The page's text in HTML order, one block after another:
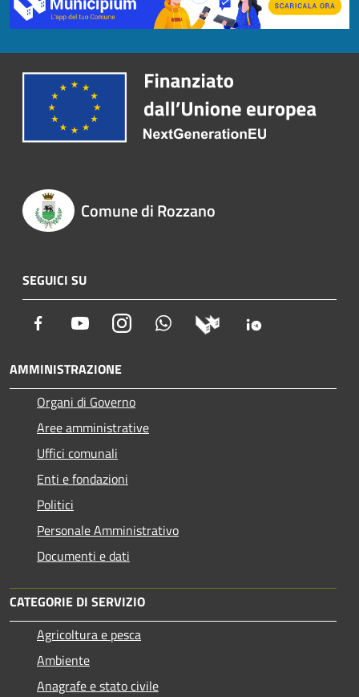
Comune di Rozzano
SEGUICI SU
Facebook YoutubeInstagram Whatsapp
AMMINISTRAZIONE
Organi di Governo
Aree amministrative
Uffici comunali
Enti e fondazioni
Politici
Personale Amministrativo
Documenti e dati
CATEGORIE DI SERVIZIO
Agricoltura e pesca
Ambiente
Anagrafe e stato civile